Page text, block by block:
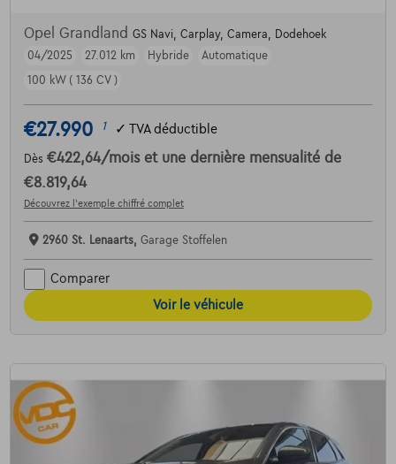
Opel Grandland GS Navi, Carplay, Camera, Dodehoek
04/2025
27.012 km Hybride
Automatique
100 kW ( 136 CV )
€27.990 1 ✓ TVA déductible
Dès €422,64/mois et une dernière mensualité de
€8.819,64
Découvrez l’exemple chiffré complet
2960 St. Lenaarts, Garage Stoffelen
Comparer
Voir le véhicule